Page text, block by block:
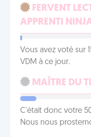
FERVENT
APPRENTI
Vous avez voté sur
VDM à ce jour.
MAÎTRE DU
C'était donc votre
Nous nous